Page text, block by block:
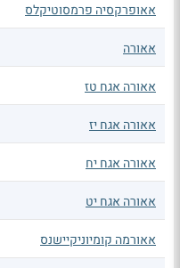
אאופרקסיה פרמסוטיקלס
אאורה
אאורה אגח טז
אאורה אגח יז
אאורה אגח יח
אאורה אגח יט
אאורמה קומיוניקיישנס